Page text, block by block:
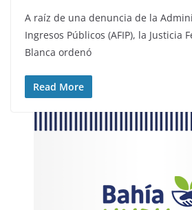
A raíz de una denuncia de la
Ingresos Públicos (AFIP), la Justicia
Blanca ordenó
Read More